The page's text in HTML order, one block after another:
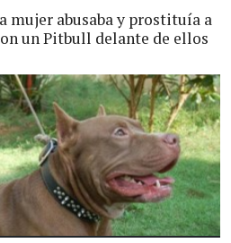
mujer abusaba y prostituía a
un Pitbull delante de ellos